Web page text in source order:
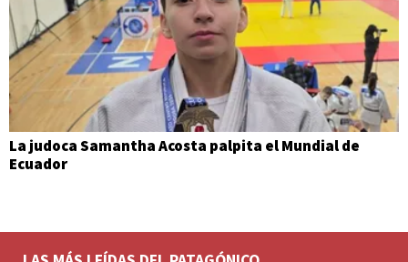
La judoca Samantha Acosta palpita el Mundial de
Ecuador